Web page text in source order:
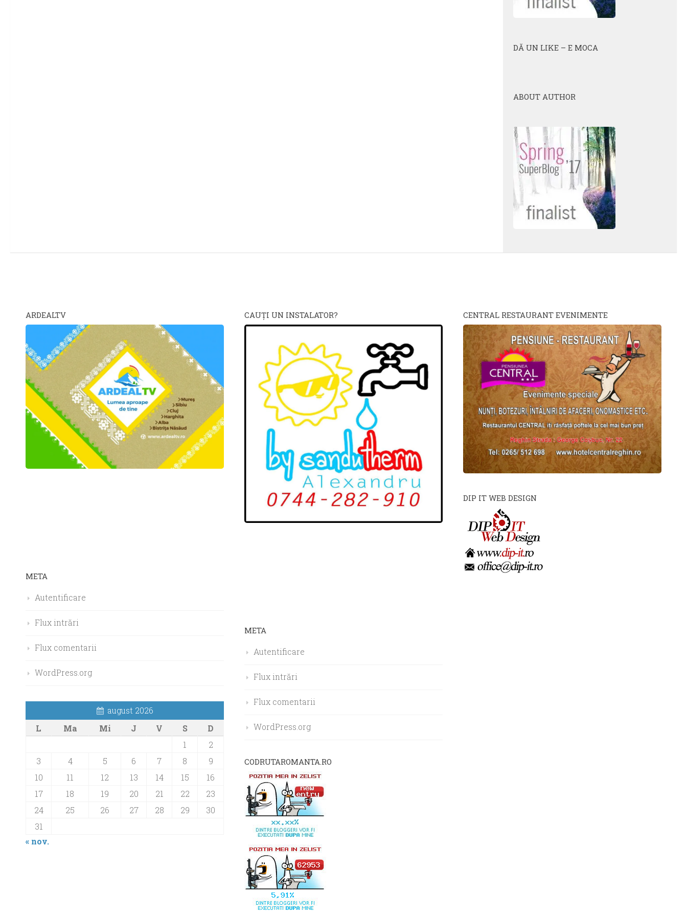
DĂ UN LIKE – E MOCA
ABOUT AUTHOR
ARDEALTV
META
Autentificare
Flux intrări
Flux comentarii
WordPress.org
august 2026
L
Ma Mi J V S
D
1
2
3
4 5 6 7 8
9
10
11 12 13 14 15
16
17
18 19 20 21 22
23
24
25 26 27 28 29
30
31
« nov.
CAUŢI UN INSTALATOR?
META
Autentificare
Flux intrări
Flux comentarii
WordPress.org
CODRUTAROMANTA.RO
CENTRAL RESTAURANT EVENIMENTE
DIP IT WEB DESIGN